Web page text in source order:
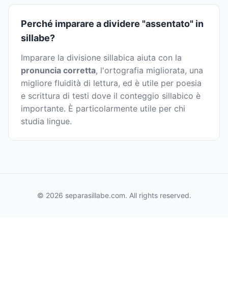
Perché imparare a dividere "assentato" in
sillabe?
Imparare la divisione sillabica aiuta con la
pronuncia corretta, l'ortografia migliorata, una
migliore fluidità di lettura, ed è utile per poesia
e scrittura di testi dove il conteggio sillabico è
importante. È particolarmente utile per chi
studia lingue.
© 2026 separasillabe.com. All rights reserved.